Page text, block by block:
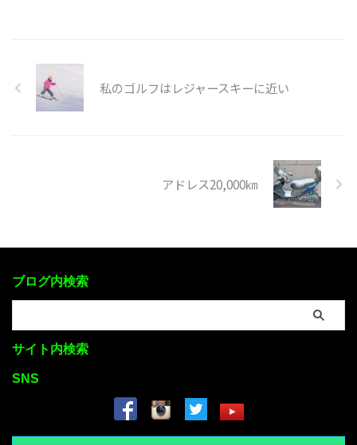
私のゴルフはレジャースキーに近い
アドレス20,000㎞
ブログ内検索
サイト内検索
SNS